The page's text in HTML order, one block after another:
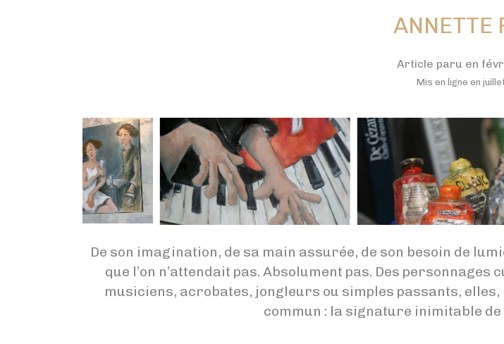
ANNETTE
Article paru en
Mis en ligne en
De son imagination, de sa main assurée, de son besoin de
que l’on n’attendait pas. Absolument pas. Des
musiciens, acrobates, jongleurs ou simples passants,
commun : la signature inimitable